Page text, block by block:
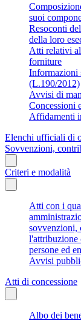
suoi
Resoconti
della loro
Atti relativi
forniture
Informazioni
(L.190/2012)
Avvisi di
Concessioni
Affidamenti
Elenchi ufficiali di
Sovvenzioni,
Criteri e modalità
Atti con i
sovvenzioni,
l'attribuzione
persone ed
Avvisi
Atti di concessione
Albo dei